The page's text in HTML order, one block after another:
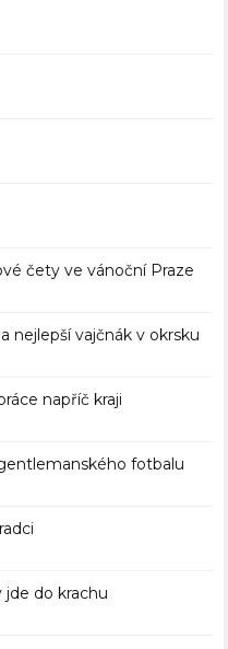
čety ve vánoční Praze
nejlepší vajčnák v okrsku
napříč kraji
fotbalu
jde do krachu